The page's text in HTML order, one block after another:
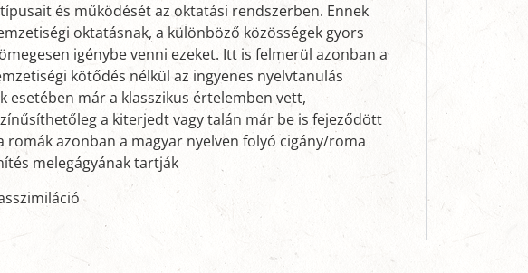
és működését az oktatási rendszerben. Ennek
oktatásnak, a különböző közösségek gyors
igénybe venni ezeket. Itt is felmerül azonban a
kötődés nélkül az ingyenes nyelvtanulás
esetében már a klasszikus értelemben vett,
a kiterjedt vagy talán már be is fejeződött
azonban a magyar nyelven folyó cigány/roma
melegágyának tartják